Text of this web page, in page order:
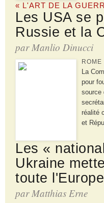
« L'ART DE LA
Les USA se
Russie et la
par Manlio Dinucci
La
pour
source
réalité
et
Les «
Ukraine
toute
par Matthias Erne